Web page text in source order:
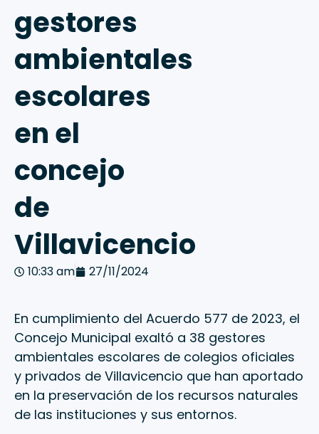
gestores
ambientales
escolares
en el
concejo
de
Villavicencio
10:33 am 27/11/2024
En cumplimiento del Acuerdo 577 de 2023, el
Concejo Municipal exaltó a 38 gestores
ambientales escolares de colegios oficiales
y privados de Villavicencio que han aportado
en la preservación de los recursos naturales
de las instituciones y sus entornos.